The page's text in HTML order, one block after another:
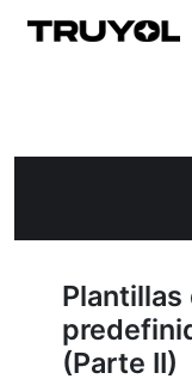
Plantillas
(Parte II)